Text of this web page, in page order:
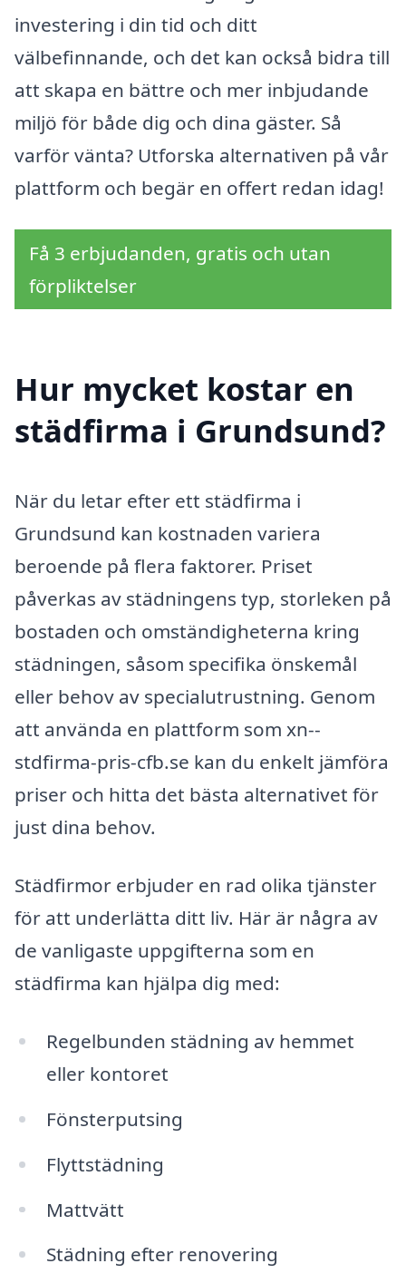
investering i din tid och ditt
välbefinnande, och det kan också bidra till
att skapa en bättre och mer inbjudande
miljö för både dig och dina gäster. Så
varför vänta? Utforska alternativen på vår
plattform och begär en offert redan idag!
Få 3 erbjudanden, gratis och utan
förpliktelser
Hur mycket kostar en
städfirma i Grundsund?
När du letar efter ett städfirma i
Grundsund kan kostnaden variera
beroende på flera faktorer. Priset
påverkas av städningens typ, storleken på
bostaden och omständigheterna kring
städningen, såsom specifika önskemål
eller behov av specialutrustning. Genom
att använda en plattform som xn--
stdfirma-pris-cfb.se kan du enkelt jämföra
priser och hitta det bästa alternativet för
just dina behov.
Städfirmor erbjuder en rad olika tjänster
för att underlätta ditt liv. Här är några av
de vanligaste uppgifterna som en
städfirma kan hjälpa dig med:
Regelbunden städning av hemmet
eller kontoret
Fönsterputsing
Flyttstädning
Mattvätt
Städning efter renovering